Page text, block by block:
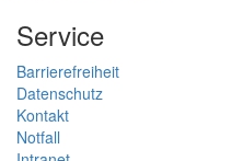
Service
Barrierefreiheit
Datenschutz
Kontakt
Notfall